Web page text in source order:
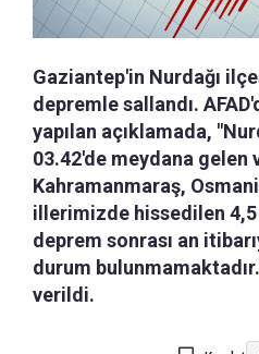
Gaziantep'in Nurdağı
depremle sallandı.
yapılan açıklamada,
03.42'de meydana gelen
Kahramanmaraş,
illerimizde hissedilen
deprem sonrası an
durum
verildi.